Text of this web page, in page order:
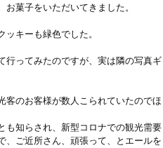
菓子をいただいてきました。
キーも緑色でした。
行ってみたのですが、実は隣の写真ギ
客のお客様が数人こられていたのでほ
も知らされ、新型コロナでの観光需要
、ご近所さん、頑張って、とエールを